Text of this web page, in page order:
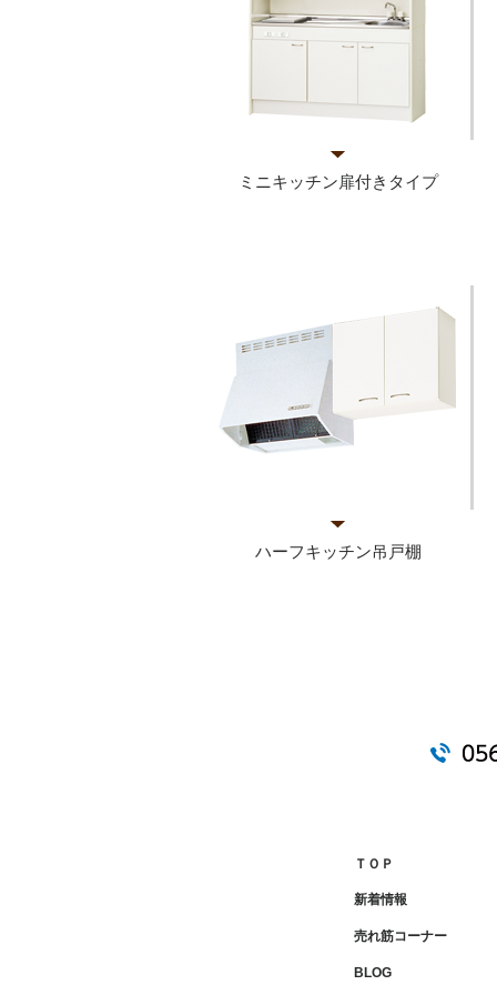
ミニキッチン扉付きタイプ
ハーフキッチン吊戸棚
ＴＯＰ
新着情報
売れ筋コーナー
BLOG